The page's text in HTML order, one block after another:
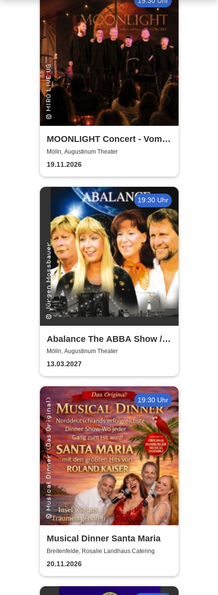
MOONLIGHT Concert - Vom
Rhythmus des Lebens -
Rhythm, Songs, Lyrics &
Classic
Mölln, Augustinum Theater
19.11.2026
19:30 Uhr
Abalance The ABBA Show /
Revival Show - a tribute to
ABBA
Mölln, Augustinum Theater
13.03.2027
19:30 Uhr
Musical Dinner Santa Maria
Breitenfelde, Rosalie Landhaus Catering
20.11.2026